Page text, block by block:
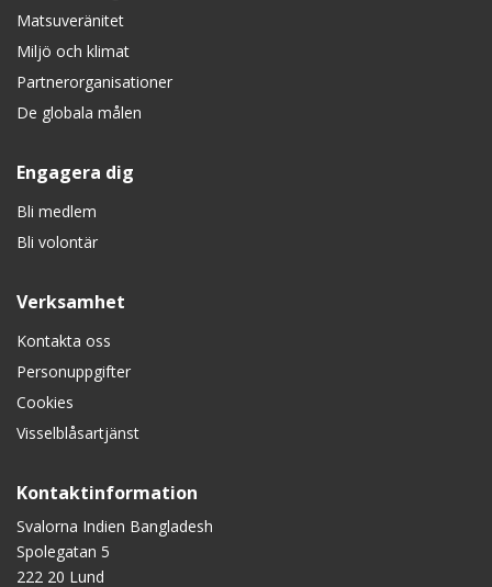
Matsuveränitet
Miljö och klimat
Partnerorganisationer
De globala målen
Engagera dig
Bli medlem
Bli volontär
Verksamhet
Kontakta oss
Personuppgifter
Cookies
Visselblåsartjänst
Kontaktinformation
Svalorna Indien Bangladesh
Spolegatan 5
222 20 Lund